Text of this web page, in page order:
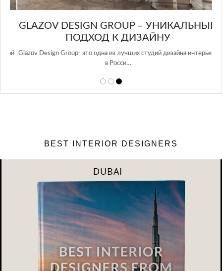
GLAZOV DESIGN GROUP – УНИКАЛЬНЫЙ
ПОДХОД К ДИЗАЙНУ
Glazov Design Group- это одна из лучших студий дизайна интерьера
в Росси…
BEST INTERIOR DESIGNERS
DUBAI